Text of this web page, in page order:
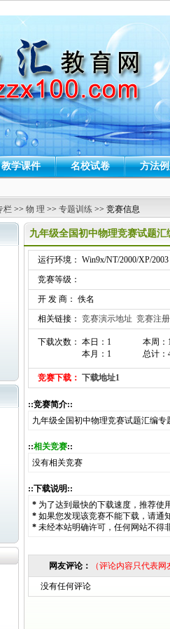
教学课件 名校试卷 方法
栏 >> 物 理 >> 专题训练 >> 竞赛信息
九年级全国初中物理竞赛试题汇
运行环境： Win9x/NT/2000/XP/2003
竞赛等级：
开 发 商： 佚名
相关链接： 竞赛演示地址 竞赛注
下载次数： 本日：1
本月：1
本周：
总计：
竞赛下载： 下载地址1
::竞赛简介::
九年级全国初中物理竞赛试题汇编专
::相关竞赛::
没有相关竞赛
::下载说明::
* 为了达到最快的下载速度，推荐使
* 如果您发现该竞赛不能下载，请通
* 未经本站明确许可，任何网站不得
网友评论： （评论内容只代表
没有任何评论